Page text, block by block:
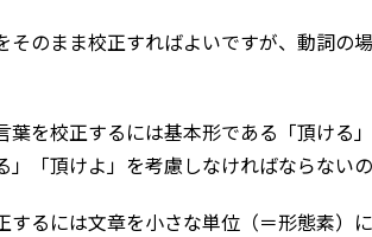
そのまま校正すればよいですが、動詞の
葉を校正するには基本形である「頂ける
「頂けよ」を考慮しなければならないの
するには文章を小さな単位（＝形態素）